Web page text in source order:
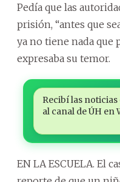
Pedía que las
prisión, “antes que
ya no tiene nada que
expresaba su temor.
Recibí las
al canal de ÚH en
EN LA ESCUELA. El